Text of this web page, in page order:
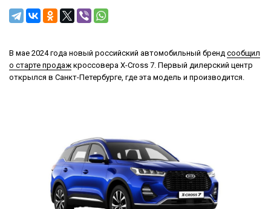
В мае 2024 года новый российский автомобильный бренд сообщил
о старте продаж кроссовера X-Cross 7. Первый дилерский центр
открылся в Санкт-Петербурге, где эта модель и производится.